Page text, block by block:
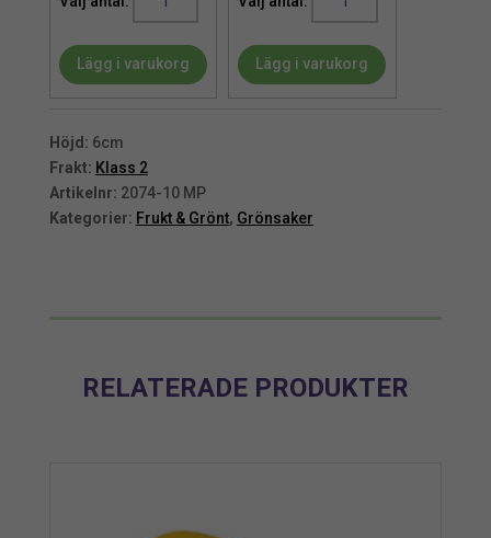
grönsak
Lägg i varukorg
grönsak
Lägg i varukorg
Höjd: 6cm
Frakt: Klass 2
Artikelnr: 2074-10 MP
Kategorier: Frukt & Grönt, Grönsaker
RELATERADE PRODUKTER